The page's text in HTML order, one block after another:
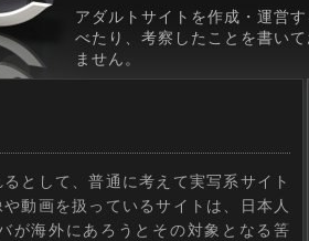
アダルトサイトを作成・運営
べたり、考察したことを書い
ません。
として、普通に考えて実写系サイト
動画を扱っているサイトは、日本人
が海外にあろうとその対象となる筈